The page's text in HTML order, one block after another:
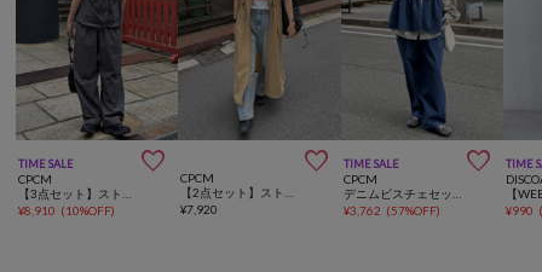
TIME SALE 
CPCM
¥8,910 (10%OFF)

CPCM
¥7,920
TIME SALE 
CPCM
¥3,762 (57%OFF)
TIME
¥990